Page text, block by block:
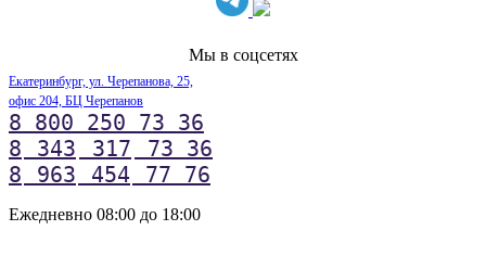
Мы в соцсетях
Екатеринбург, ул. Черепанова, 25,
офис 204, БЦ Черепанов
8 800 250 73 36
8
343 317
73 36
8
963 454 77 76
Ежедневно 08:00 до 18:00